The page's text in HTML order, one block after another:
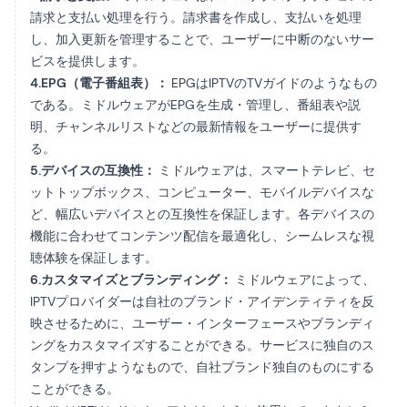
請求と支払い処理を行う。請求書を作成し、支払いを処理
し、加入更新を管理することで、ユーザーに中断のないサー
ビスを提供します。
4.EPG（電子番組表）： EPGはIPTVのTVガイドのようなもの
である。ミドルウェアがEPGを生成・管理し、番組表や説
明、チャンネルリストなどの最新情報をユーザーに提供す
る。
5.デバイスの互換性：
ミドルウェアは、スマートテレビ、セ
ットトップボックス、コンピューター、モバイルデバイスな
ど、幅広いデバイスとの互換性を保証します。各デバイスの
機能に合わせてコンテンツ配信を最適化し、シームレスな視
聴体験を保証します。
6.カスタマイズとブランディング：
ミドルウェアによって、
IPTVプロバイダーは自社のブランド・アイデンティティを反
映させるために、ユーザー・インターフェースやブランディ
ングをカスタマイズすることができる。サービスに独自のス
タンプを押すようなもので、自社ブランド独自のものにする
ことができる。